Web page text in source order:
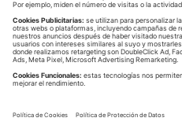
denegación)
propongan
recibidas.
No haga clic